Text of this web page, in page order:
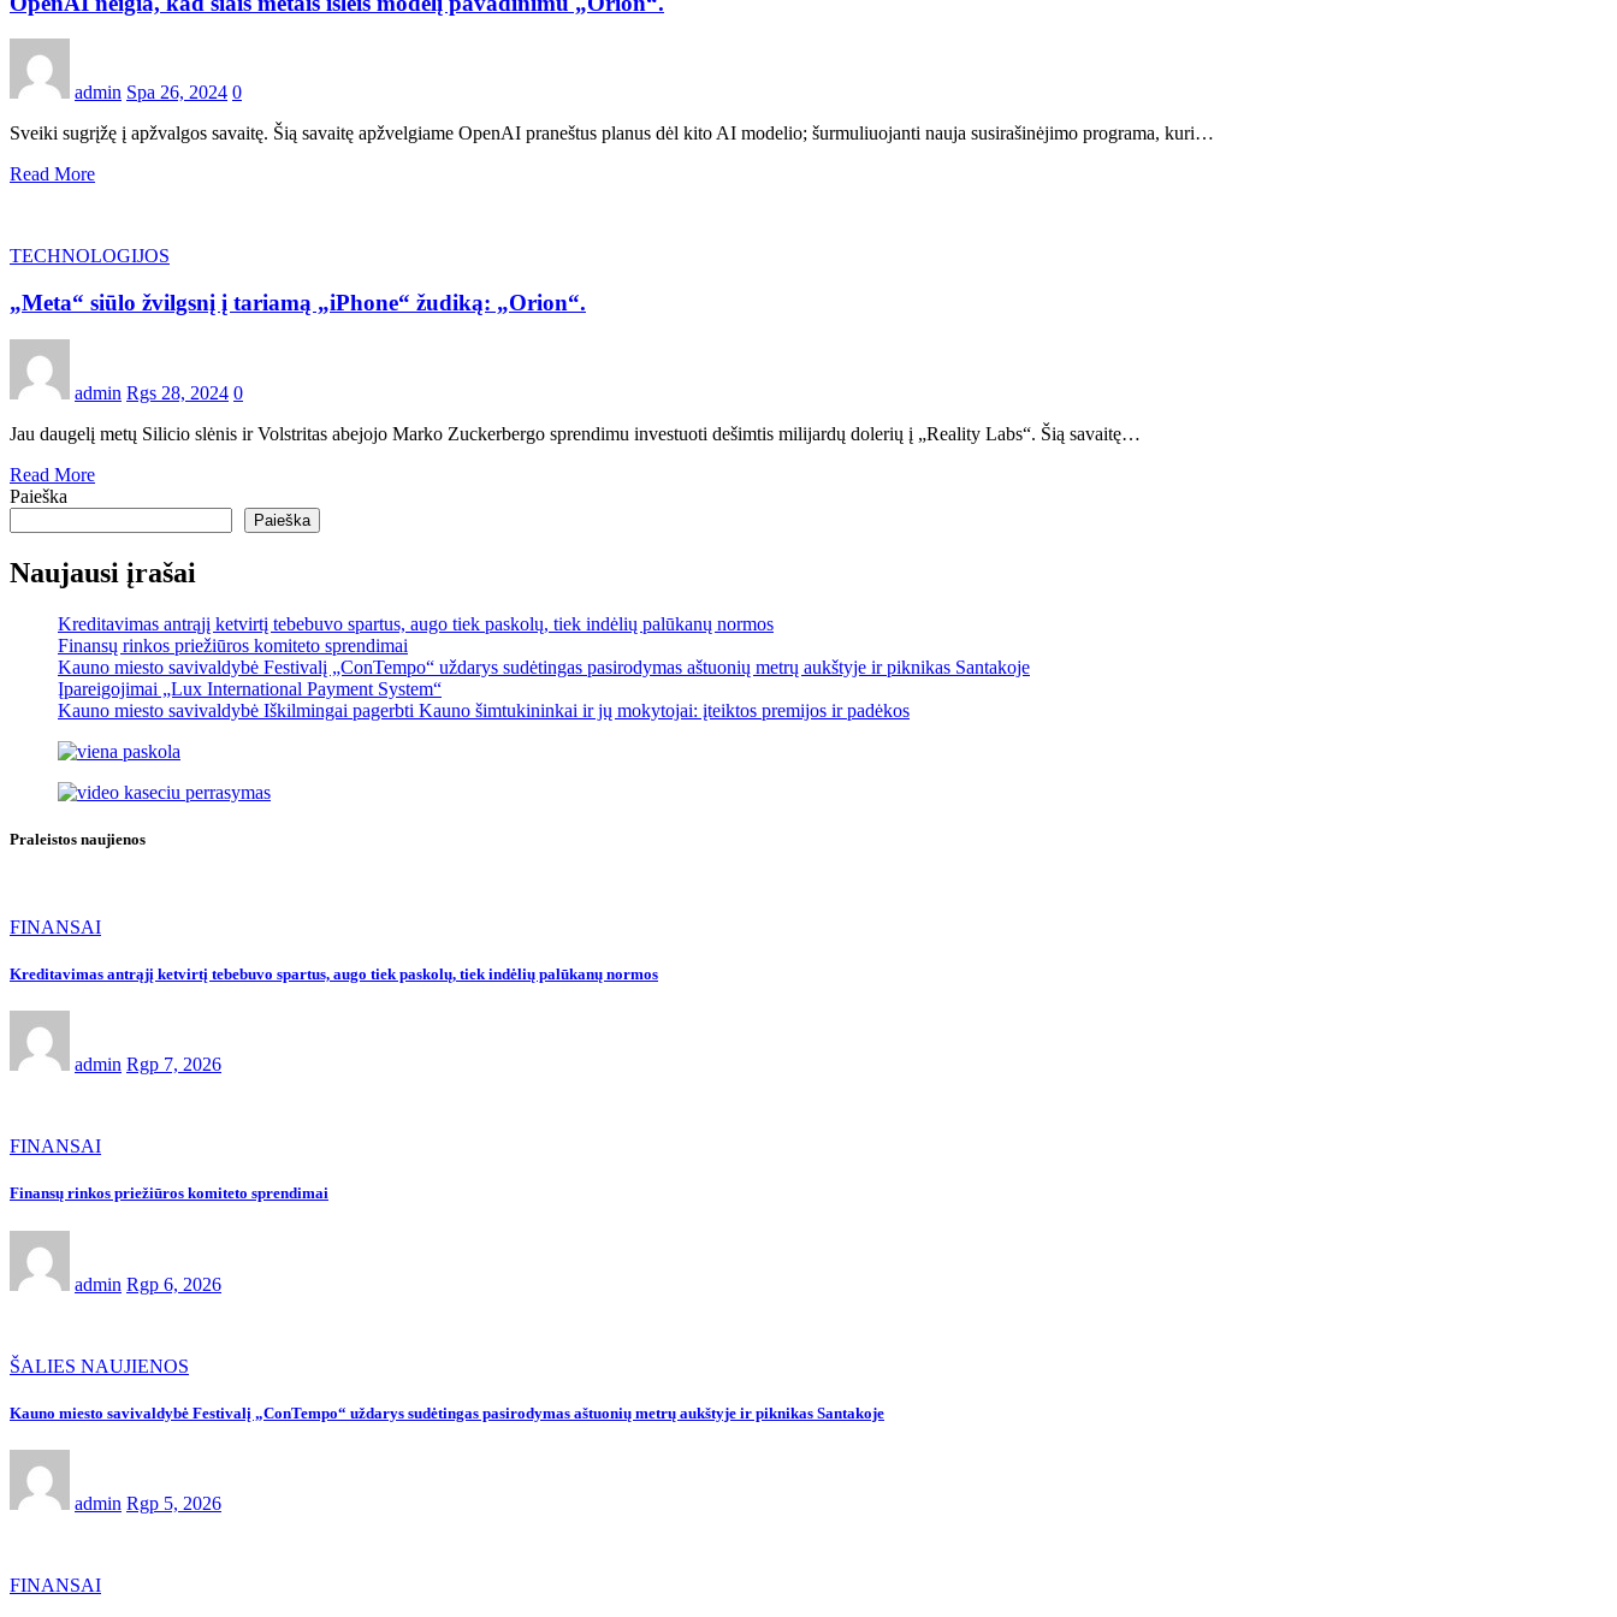
admin Spa 26, 2024 0
Sveiki sugrįžę į apžvalgos savaitę. Šią savaitę apžvelgiame OpenAI praneštus planus dėl kito AI modelio; šurmuliuojanti nauja susirašinėjimo programa, kuri…
Read More
TECHNOLOGIJOS
„Meta“ siūlo žvilgsnį į tariamą „iPhone“ žudiką: „Orion“.
admin Rgs 28, 2024 0
Jau daugelį metų Silicio slėnis ir Volstritas abejojo ​​Marko Zuckerbergo sprendimu investuoti dešimtis milijardų dolerių į „Reality Labs“. Šią savaitę…
Read More
Paieška
Paieška
Naujausi įrašai
Kreditavimas antrąjį ketvirtį tebebuvo spartus, augo tiek paskolų, tiek indėlių palūkanų normos
Finansų rinkos priežiūros komiteto sprendimai
Kauno miesto savivaldybė Festivalį „ConTempo“ uždarys sudėtingas pasirodymas aštuonių metrų aukštyje ir piknikas Santakoje
Įpareigojimai „Lux International Payment System“
Kauno miesto savivaldybė Iškilmingai pagerbti Kauno šimtukininkai ir jų mokytojai: įteiktos premijos ir padėkos
Praleistos naujienos
FINANSAI
Kreditavimas antrąjį ketvirtį tebebuvo spartus, augo tiek paskolų, tiek indėlių palūkanų normos
admin Rgp 7, 2026
FINANSAI
Finansų rinkos priežiūros komiteto sprendimai
admin Rgp 6, 2026
ŠALIES NAUJIENOS
Kauno miesto savivaldybė Festivalį „ConTempo“ uždarys sudėtingas pasirodymas aštuonių metrų aukštyje ir piknikas Santakoje
admin Rgp 5, 2026
FINANSAI